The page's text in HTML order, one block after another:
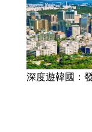
深度遊韓國：